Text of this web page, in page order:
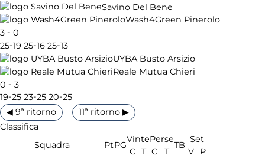
Savino Del Bene
Wash4Green Pinerolo
3 - 0
25-19 25-16 25-13
UYBA Busto Arsizio
Reale Mutua Chieri
0 - 3
19-25 23-25 20-25
◀ 9ª ritorno
11ª ritorno ▶
Classifica
Squadra
PtPG
VintePerse
TB
Set
C T C T V
P